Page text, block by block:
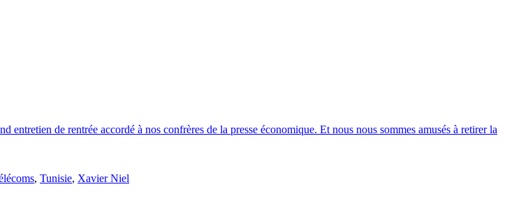
de rentrée accordé à nos confrères de la presse économique. Et nous nous sommes amusés à retirer la
, Tunisie, Xavier Niel